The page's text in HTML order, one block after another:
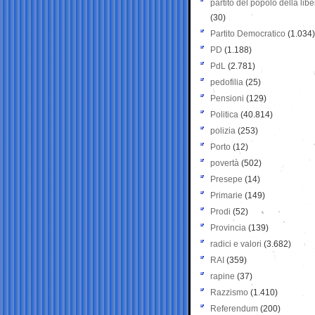
partito del popolo della
(30)
Partito Democratico (1.034)
PD (1.188)
PdL (2.781)
pedofilia (25)
Pensioni (129)
Politica (40.814)
polizia (253)
Porto (12)
povertà (502)
Presepe (14)
Primarie (149)
Prodi (52)
Provincia (139)
radici e valori (3.682)
RAI (359)
rapine (37)
Razzismo (1.410)
Referendum (200)